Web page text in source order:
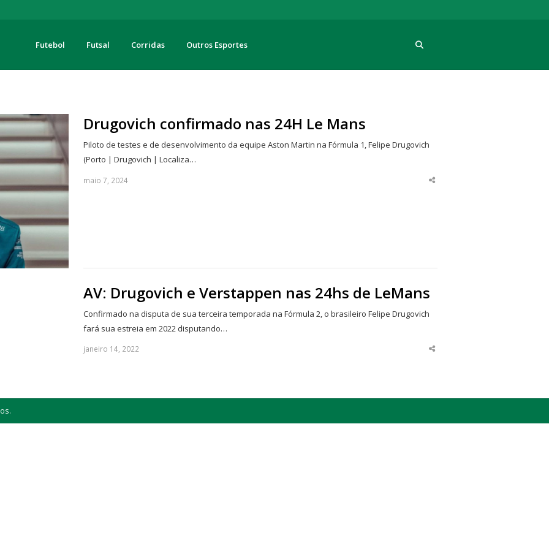
Futebol Futsal Corridas Outros Esportes
Drugovich confirmado nas 24H Le Mans
Piloto de testes e de desenvolvimento da equipe Aston Martin na Fórmula 1, Felipe Drugovich
(Porto | Drugovich | Localiza…
maio 7, 2024
Share
AV: Drugovich e Verstappen nas 24hs de LeMans
Confirmado na disputa de sua terceira temporada na Fórmula 2, o brasileiro Felipe Drugovich
fará sua estreia em 2022 disputando…
janeiro 14, 2022
Share